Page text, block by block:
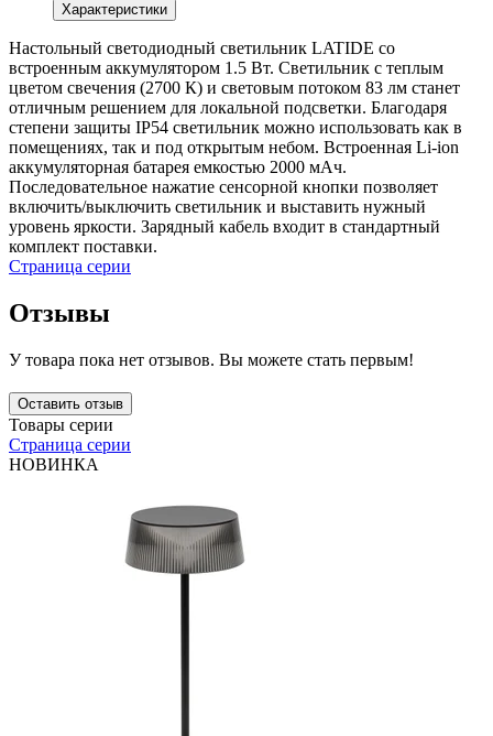
Характеристики
Настольный светодиодный светильник LATIDE со
встроенным аккумулятором 1.5 Вт. Светильник с теплым
цветом свечения (2700 К) и световым потоком 83 лм станет
отличным решением для локальной подсветки. Благодаря
степени защиты IP54 светильник можно использовать как в
помещениях, так и под открытым небом. Встроенная Li-ion
аккумуляторная батарея емкостью 2000 мАч.
Последовательное нажатие сенсорной кнопки позволяет
включить/выключить светильник и выставить нужный
уровень яркости. Зарядный кабель входит в стандартный
комплект поставки.
Страница серии
Отзывы
У товара пока нет отзывов. Вы можете стать первым!
Оставить отзыв
Товары серии
Страница серии
НОВИНКА